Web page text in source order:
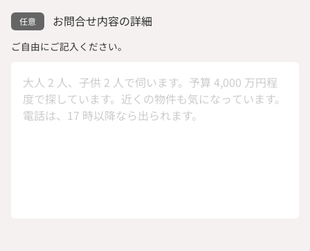
お問合せ内容の詳細
ご自由にご記入ください。